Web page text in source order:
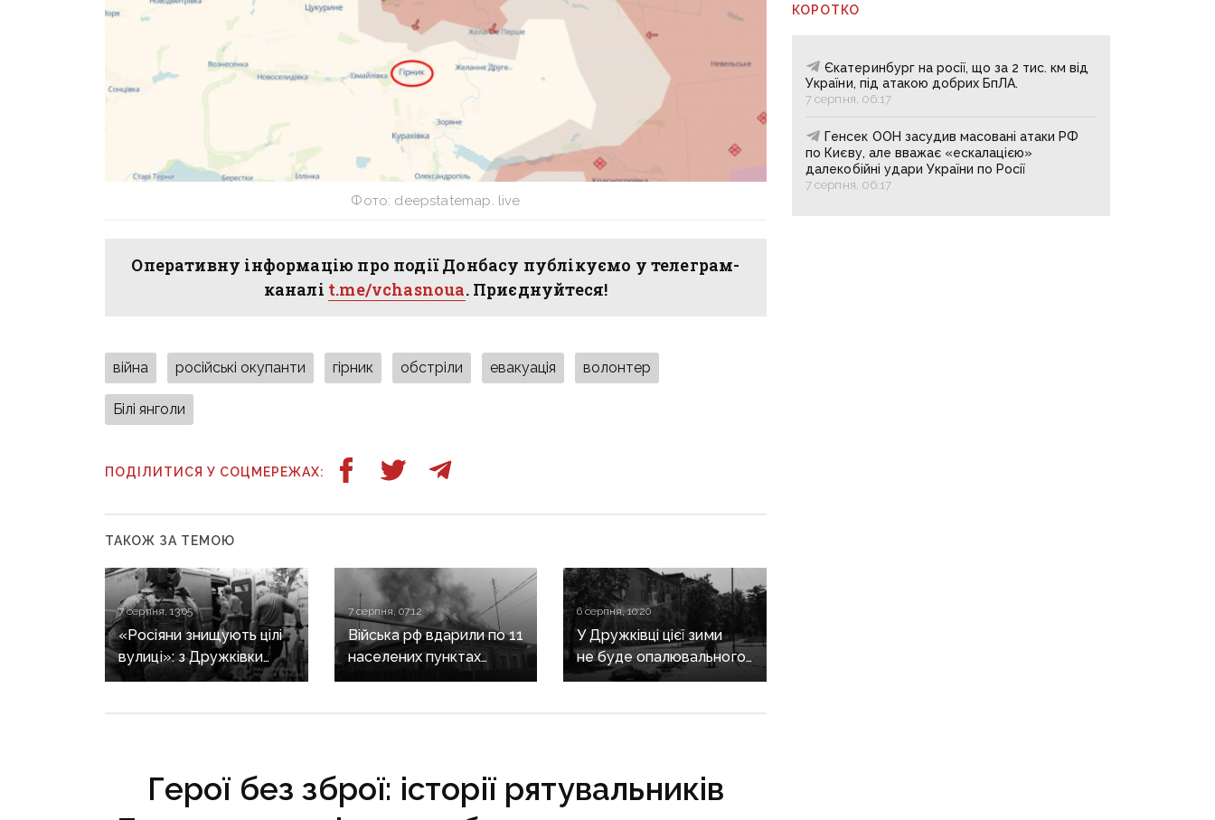
Фото: deepstatemap. live
Оперативну інформацію про події Донбасу публікуємо у телеграм-
каналі t.me/vchasnoua. Приєднуйтеся!
війна російські окупанти гірник обстріли евакуація волонтер
Білі янголи
ПОДІЛИТИСЯ У СОЦМЕРЕЖАХ:
ТАКОЖ ЗА ТЕМОЮ
7 серпня, 13:05
«Росіяни знищують цілі
вулиці»: з Дружківки
триває евакуація, одна з
7 серпня, 07:12
Війська рф вдарили по 11
населених пунктах
Донеччини: одна людина
6 серпня, 10:20
У Дружківці цієї зими
не буде опалювального
сезону: фронт
Герої без зброї: історії рятувальників
КОРОТКО
Єкатеринбург на росії, що за 2 тис. км від
України, під атакою добрих БпЛА.
7 серпня, 06:17
Генсек ООН засудив масовані атаки РФ
по Києву, але вважає «ескалацією»
далекобійні удари України по Росії
7 серпня, 06:17